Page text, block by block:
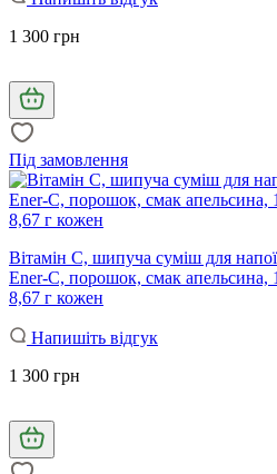
1 300 грн
Під замовлення
Вітамін С, шипуча суміш для
Ener-C, порошок, смак апельсина,
8,67 г кожен
Напишіть відгук
1 300 грн